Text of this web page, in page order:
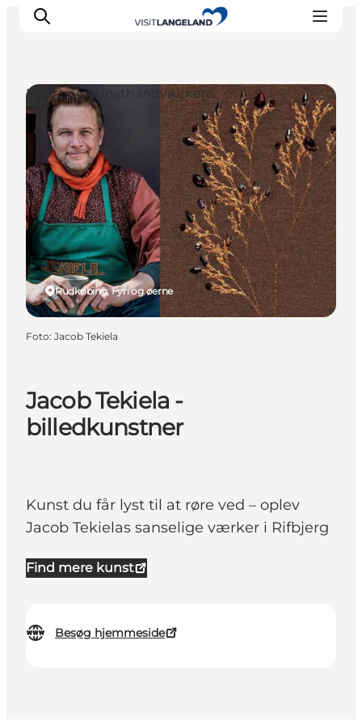
Oplevelser
Byer og øer
Outdoor
Overnatning
Planlæg ferie
Jacob Tekiela -
billedkunstner
Kunst du får lyst til at røre ved – oplev
Jacob Tekielas sanselige værker i Rifbjerg
Find mere kunst
Besøg hjemmeside
Rudkøbing, Fyn og øerne
Kunst og kunsthåndværkere
Foto: Jacob Tekiela